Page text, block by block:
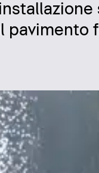
pavimento